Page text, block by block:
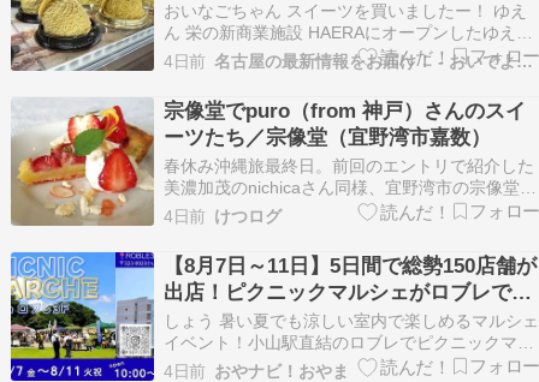
おいなごちゃん スイーツを買いましたー！ ゆえ
ん 栄の新商業施設 HAERAにオープンしたゆえん
は、素材と製法にこだわった国産農産物の魅力を
引き出す甘味専門店。 素材本来の味を活かした甘
味の数々を、テイクアウトで気軽に味わってくだ
さいね???? pic.twitter.com…
4日前 名古屋の最新情報をお届け！ - おいでよ名古屋の食べ歩きログ
宗像堂でpuro（from 神戸）さんのスイ
ーツたち／宗像堂（宜野湾市嘉数）
春休み沖縄旅最終日。前回のエントリで紹介した
美濃加茂のnichicaさん同様、宜野湾市の宗像堂さ
んでポップアップ営業していた神戸のケーキ屋さ
ん「puro」のスイーツもいただきました。 続きを
読む
4日前 けつログ
【8月7日～11日】5日間で総勢150店舗が
出店！ピクニックマルシェがロブレで開
催！ワークショップや子ども向けイベン
トも｜小山市
しょう 暑い夏でも涼しい室内で楽しめるマルシェ
イベント！小山駅直結のロブレでピクニックマル
シェが開催されます。ハンドメイドやグルメ、ワ
4日前 おやナビ！おやま